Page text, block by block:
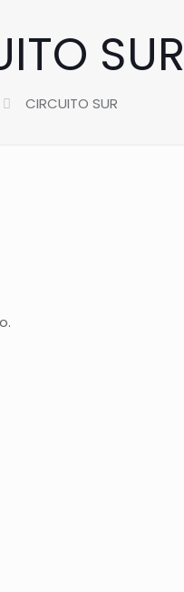
SUR
CIRCUITO SUR